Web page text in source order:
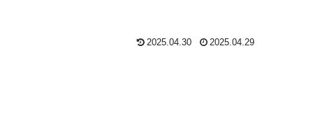
2025.04.30 2025.04.29